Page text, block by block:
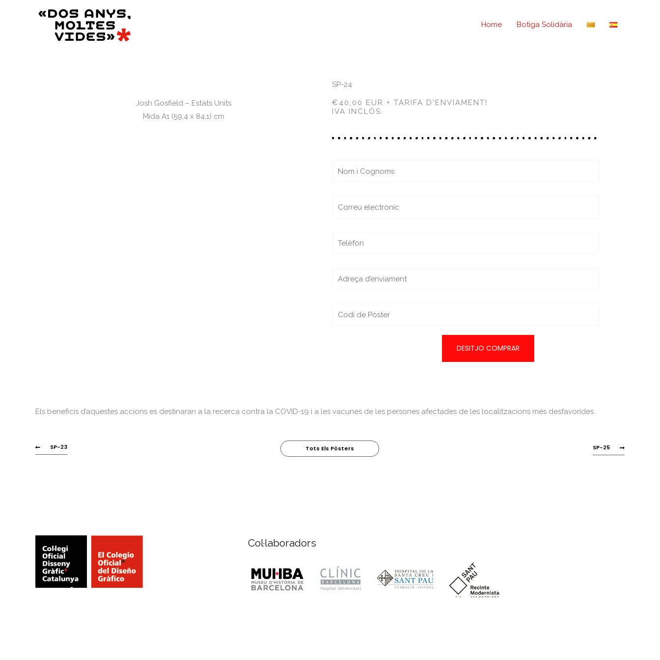
Home Botiga Solidària
Josh Gosfield – Estats Units
Mida A1 (59,4 x 84,1) cm
SP-24
€40,00 EUR + TARIFA D'ENVIAMENT!
IVA INCLÒS.
Els beneficis d’aquestes accions es destinaran a la recerca contra la COVID-19 i a les vacunes de les persones afectades de les localitzacions més desfavorides.
SP-23 Tots Els Pòsters SP-25
Col·laboradors